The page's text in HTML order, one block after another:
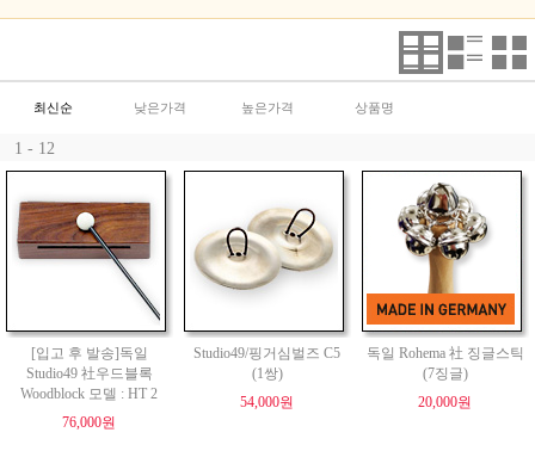
최신순 낮은가격 높은가격 상품명
1 - 12
[입고 후 발송]독일
Studio49 社우드블록
Woodblock 모델 : HT 2
76,000원
Studio49/핑거심벌즈 C5
(1쌍)
54,000원
독일 Rohema 社 징글스틱
(7징글)
20,000원